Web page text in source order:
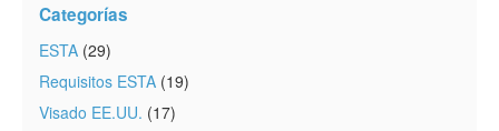
Categorías
ESTA (29)
Requisitos ESTA (19)
Visado EE.UU. (17)